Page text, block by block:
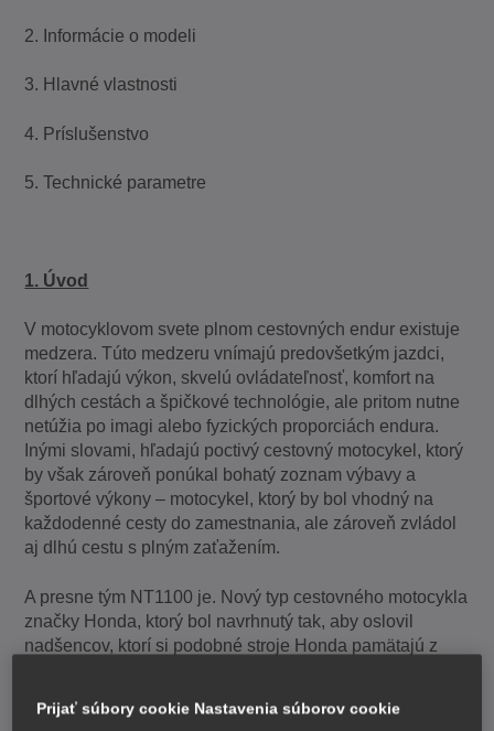
2. Informácie o modeli
3. Hlavné vlastnosti
4. Príslušenstvo
5. Technické parametre
1. Úvod
V motocyklovom svete plnom cestovných endur existuje
medzera. Túto medzeru vnímajú predovšetkým jazdci,
ktorí hľadajú výkon, skvelú ovládateľnosť, komfort na
dlhých cestách a špičkové technológie, ale pritom nutne
netúžia po imagi alebo fyzických proporciách endura.
Inými slovami, hľadajú poctivý cestovný motocykel, ktorý
by však zároveň ponúkal bohatý zoznam výbavy a
športové výkony – motocykel, ktorý by bol vhodný na
každodenné cesty do zamestnania, ale zároveň zvládol
aj dlhú cestu s plným zaťažením.
A presne tým NT1100 je. Nový typ cestovného motocykla
značky Honda, ktorý bol navrhnutý tak, aby oslovil
nadšencov, ktorí si podobné stroje Honda pamätajú z
poslúžili rám a charakterný dvojvalcový motor z
Prijať súbory cookie Nastavenia súborov cookie